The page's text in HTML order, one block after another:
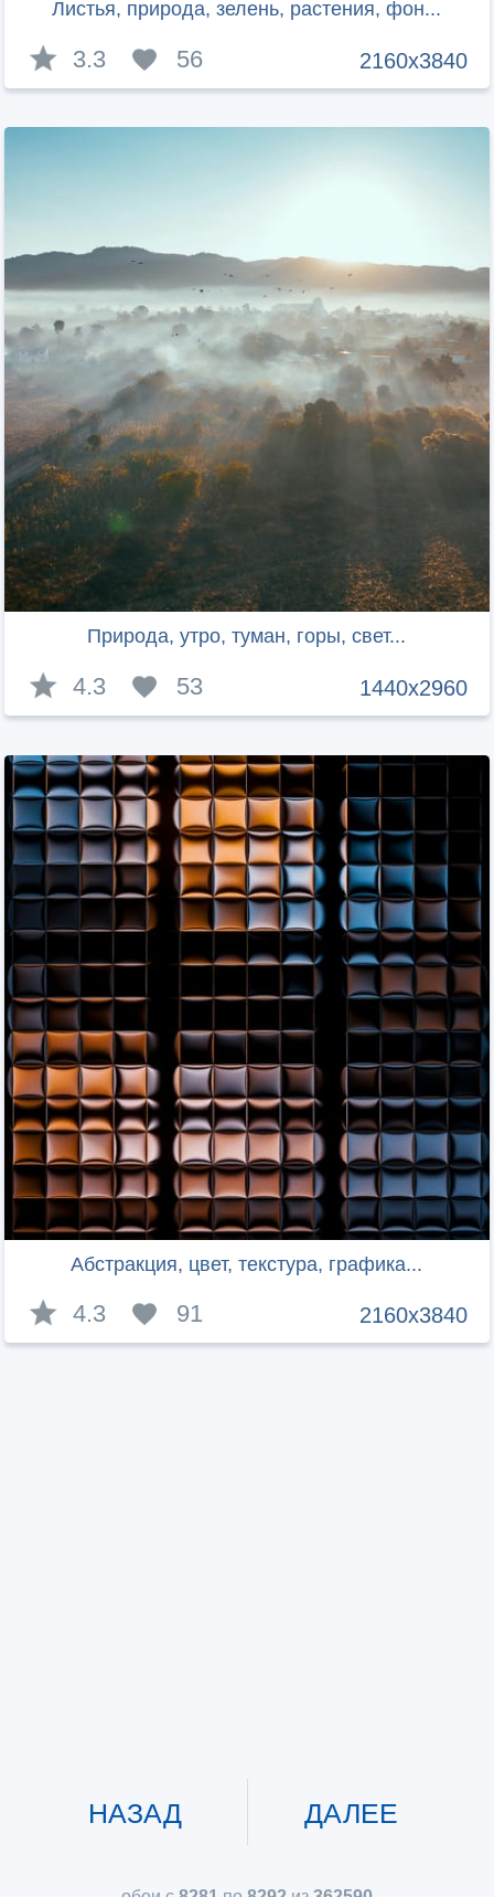
Листья, природа, зелень, растения, фон...
2160x3840
3.3 56
Природа, утро, туман, горы, свет...
1440x2960
4.3 53
Абстракция, цвет, текстура, графика...
2160x3840
4.3 91
НАЗАД ДАЛЕЕ